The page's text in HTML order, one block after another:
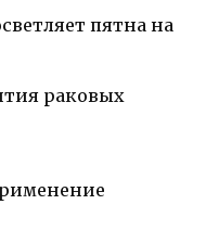
пятна на
раковых